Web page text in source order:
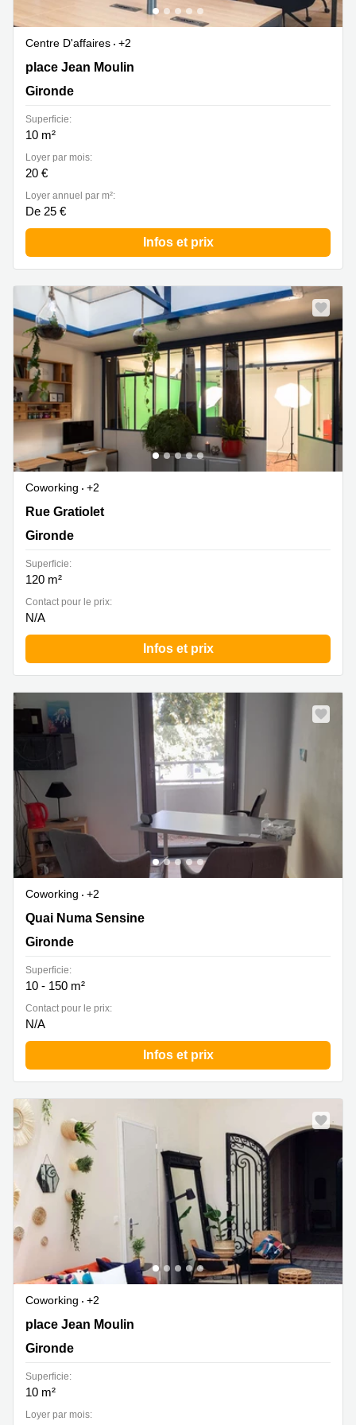
Centre D'affaires
+2
23 place Jean Moulin , Gironde
place Jean Moulin
Gironde
Superficie:
10 m²
Loyer par mois:
20 €
Loyer annuel par m²:
De 25 €
Infos et prix
Coworking
+2
Rue Gratiolet 21, Gironde
Rue Gratiolet
Gironde
Superficie:
120 m²
Contact pour le prix:
N/A
Infos et prix
Coworking
+2
3 quai Numa Sensine, Gironde
Quai Numa Sensine
Gironde
Superficie:
10 - 150 m²
Contact pour le prix:
N/A
Infos et prix
Coworking
+2
23 place Jean Moulin , Gironde
place Jean Moulin
Gironde
Superficie:
10 m²
Loyer par mois: